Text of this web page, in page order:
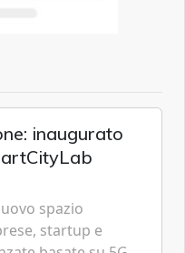
inaugurato
spazio
startup e